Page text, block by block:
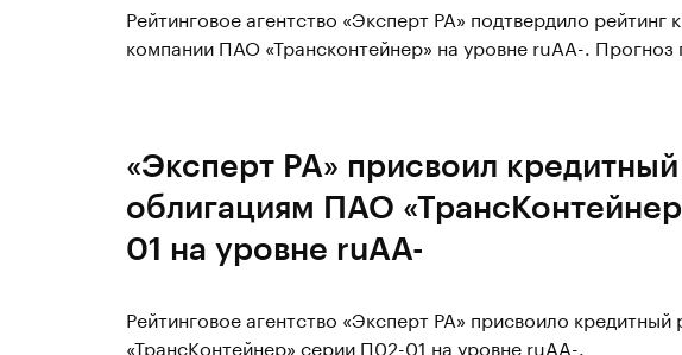
Рейтинговое агентство «Эксперт РА» подтвердило
компании ПАО «Трансконтейнер» на уровне ruAA-. Прогноз
«Эксперт РА» присвоил
облигациям ПАО
01 на уровне ruAA-
Рейтинговое агентство «Эксперт РА» присвоило
«ТрансКонтейнер» серии П02-01 на уровне ruAA-.